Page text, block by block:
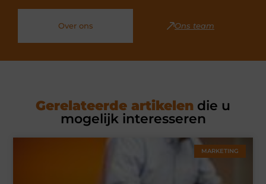
Over ons Ons team
Gerelateerde artikelen die u
mogelijk interesseren
MARKETING